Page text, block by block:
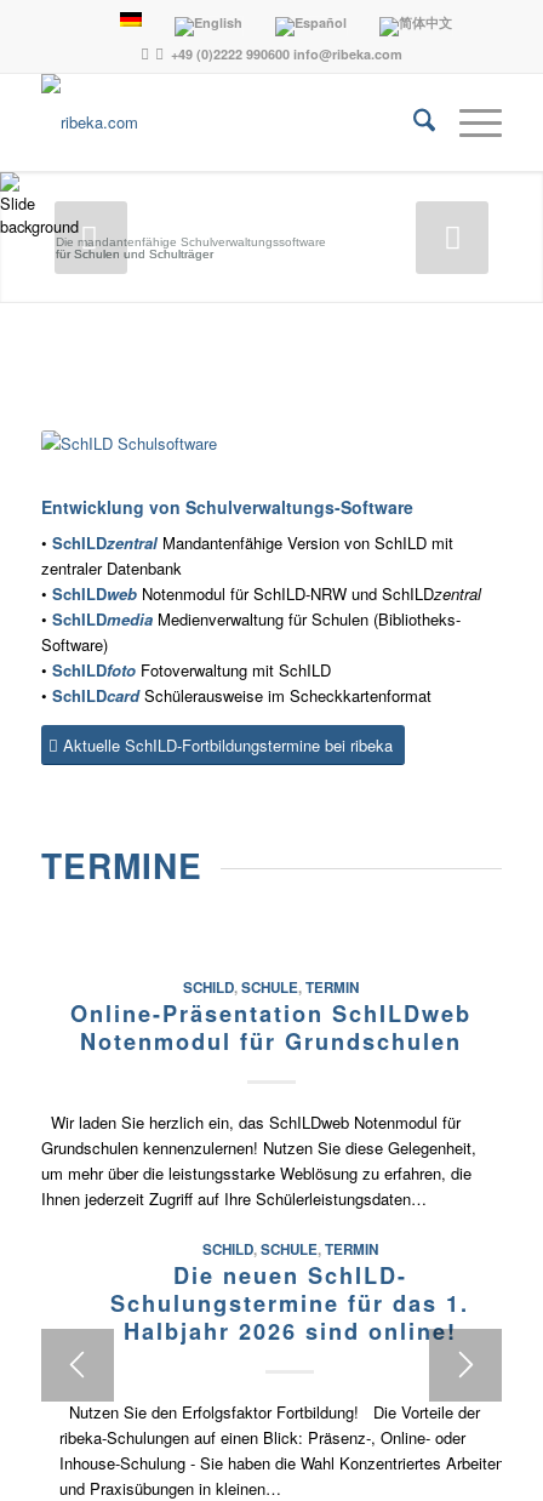
+49 (0)2222 990600 info@ribeka.com
Die mandantenfähige Schulverwaltungssoftware
für Schulen und Schulträger
Entwicklung von Schulverwaltungs-Software
• SchILDzentralMandantenfähige Version von SchILD mit
zentraler Datenbank
• SchILDwebNotenmodul für SchILD-NRW und SchILDzentral
• SchILDmediaMedienverwaltung für Schulen (Bibliotheks-
Software)
• SchILDfotoFotoverwaltung mit SchILD
• SchILDcardSchülerausweise im Scheckkartenformat
Aktuelle SchILD-Fortbildungstermine bei ribeka
TERMINE
SCHILD,SCHULE,TERMIN
Online-Präsentation SchILDweb
Notenmodul für Grundschulen
Wir laden Sie herzlich ein, das SchILDweb Notenmodul für
Grundschulen kennenzulernen! Nutzen Sie diese Gelegenheit,
um mehr über die leistungsstarke Weblösung zu erfahren, die
Ihnen jederzeit Zugriff auf Ihre Schülerleistungsdaten…
SCHILD,SCHULE,TERMIN
Die neuen SchILD-
Schulungstermine für das 1.
Halbjahr 2026 sind online!
Nutzen Sie den Erfolgsfaktor Fortbildung! Die Vorteile der
ribeka-Schulungen auf einen Blick: Präsenz-, Online- oder
Inhouse-Schulung - Sie haben die Wahl Konzentriertes Arbeiten
und Praxisübungen in kleinen…